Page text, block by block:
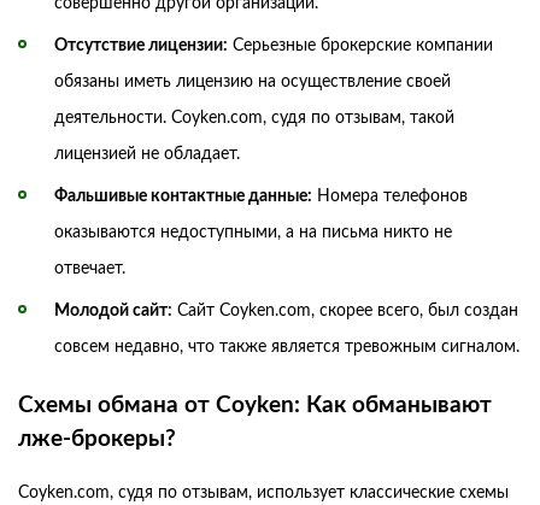
Отсутствие лицензии: Серьезные брокерские компании
обязаны иметь лицензию на осуществление своей
деятельности. Coyken.com, судя по отзывам, такой
лицензией не обладает.
Фальшивые контактные данные: Номера телефонов
оказываются недоступными, а на письма никто не
отвечает.
Молодой сайт: Сайт Coyken.com, скорее всего, был создан
совсем недавно, что также является тревожным сигналом.
Схемы обмана от Coyken: Как обманывают
лже-брокеры?
Coyken.com, судя по отзывам, использует классические схемы